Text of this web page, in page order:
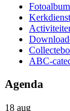
Fotoalbum
ABC-
Agenda
18 aug